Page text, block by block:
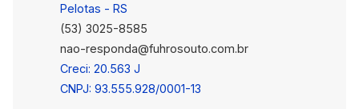
Pelotas - RS
(53) 3025-8585
nao-responda@fuhrosouto.com.br
Creci: 20.563 J
CNPJ: 93.555.928/0001-13